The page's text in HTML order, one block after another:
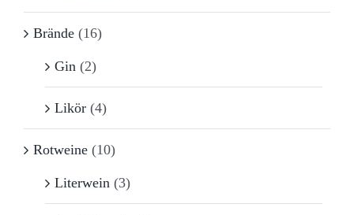
Brände (16)
Gin (2)
Likör (4)
Rotweine (10)
Literwein (3)